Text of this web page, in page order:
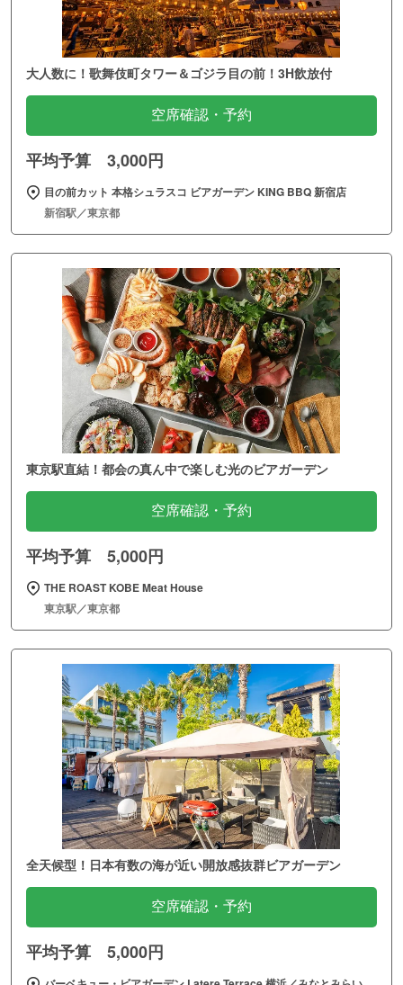
大人数に！歌舞伎町タワー＆ゴジラ目の前！3H飲放付
空席確認・予約
平均予算 3,000円
目の前カット 本格シュラスコ ビアガーデン KING BBQ 新宿店
新宿駅／東京都
東京駅直結！都会の真ん中で楽しむ光のビアガーデン
空席確認・予約
平均予算 5,000円
THE ROAST KOBE Meat House
東京駅／東京都
全天候型！日本有数の海が近い開放感抜群ビアガーデン
空席確認・予約
平均予算 5,000円